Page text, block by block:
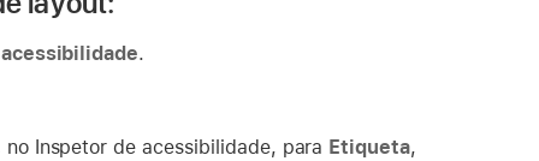
.
Inspetor de acessibilidade, para Etiqueta,